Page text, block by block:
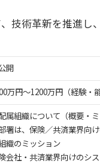
技術革新を推進し
開
万円〜1200万円（経験・
配属組織について（概要・
署は、保険／共済業界向
織のミッション
会社・共済業界向けのシ